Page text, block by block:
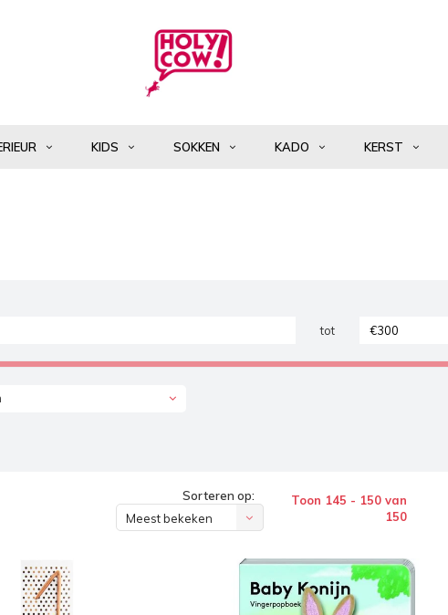
KIDS SOKKEN KADO KERST
tot
Sorteren op:
Meest bekeken
Toon 145 - 150 van
150